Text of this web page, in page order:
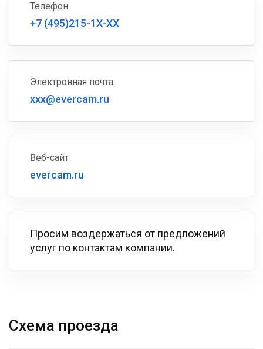
Телефон
+7 (495)215-1X-XX
Электронная почта
xxx@evercam.ru
Веб-сайт
evercam.ru
Просим воздержаться от предложений
услуг по контактам компании.
Схема проезда